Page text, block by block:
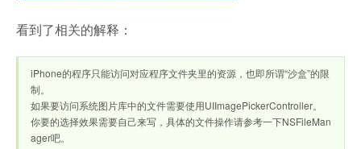
看到了相关的解释：
iPhone的程序只能访问对应程序文件夹里的资源，也即所谓“沙盒”的限
制。
如果要访问系统图片库中的文件需要使用UIImagePickerController。
你要的选择效果需要自己来写，具体的文件操作请参考一下NSFileMan
ager吧。